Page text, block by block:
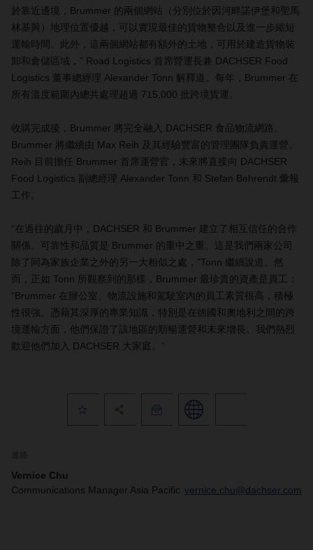
於靠近邊境，Brummer 的兩個網站（分別位於因河畔諾伊堡和聖馬
林基興）地理位置優越，可以實現最佳的貨物整合以及進一步縮短
運輸時間。此外，這兩個網站都有額外的土地，可用於建造貨物裝
卸和倉儲區域，” Road Logistics 首席營運長兼 DACHSER Food
Logistics 董事總經理 Alexander Tonn 解釋道。每年，Brummer 在
所有溫度範圍內總共處理超過 715,000 批跨境貨運。
收購完成後，Brummer 將完全融入 DACHSER 食品物流網路。
Brummer 將繼續由 Max Reih 及其經驗豐富的管理團隊負責運營。
Reih 目前擔任 Brummer 首席運營官，未來將直接向 DACHSER
Food Logistics 副總經理 Alexander Tonn 和 Stefan Behrendt 彙報
工作。
“在過往的歲月中，DACHSER 和 Brummer 建立了相互信任的合作
關係。可靠性和品質是 Brummer 的重中之重。這是我們兩家公司
除了同為家族企業之外的另一大相似之處，”Tonn 繼續說道。然
而，正如 Tonn 所觀察到的那樣，Brummer 最珍貴的資產是員工：
“Brummer 在辦公室、物流設施和駕駛室內的員工素質很高，積極
性很強。憑藉其深厚的專業知識，特別是在德國和奧地利之間的跨
境運輸方面，他們保證了該地區的順暢運營和未來增長。我們熱烈
歡迎他們加入 DACHSER 大家庭。”
Vernice Chu
Communications Manager Asia Pacific vernice.chu@dachser.com